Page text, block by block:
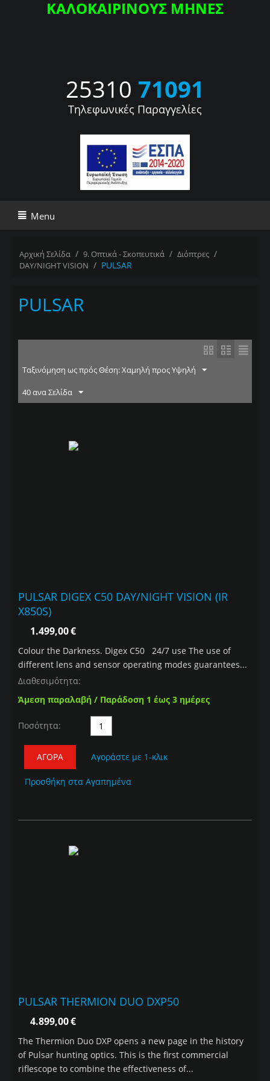
ΚΑΛΟΚΑΙΡΙΝΟΥΣ ΜΗΝΕΣ
25310 71091
Τηλεφωνικές Παραγγελίες
Menu
Αρχική Σελίδα / 9. Οπτικά - Σκοπευτικά / Διόπτρες /
DAY/NIGHT VISION / PULSAR
PULSAR
Ταξινόμηση ως πρός Θέση: Χαμηλή προς Υψηλή
40 ανα Σελίδα
PULSAR DIGEX C50 DAY/NIGHT VISION (IR
X850S)
1.499,00€
Colour the Darkness. Digex C50 24/7 use The use of
different lens and sensor operating modes guarantees...
Διαθεσιμότητα:
Άμεση παραλαβή / Παράδοση 1 έως 3 ημέρες
Ποσότητα:
ΑΓΟΡΆ Αγοράστε με 1-κλικ
Προσθήκη στα Αγαπημένα
PULSAR THERMION DUO DXP50
4.899,00€
The Thermion Duo DXP opens a new page in the history
of Pulsar hunting optics. This is the first commercial
riflescope to combine the effectiveness of...